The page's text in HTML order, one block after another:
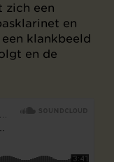
zich een
en
klankbeeld
en de